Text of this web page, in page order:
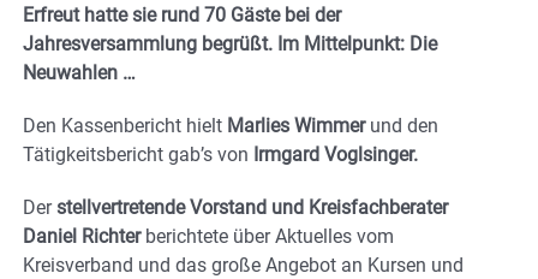
Erfreut hatte sie rund 70 Gäste bei der
Jahresversammlung begrüßt. Im Mittelpunkt: Die
Neuwahlen …
Den Kassenbericht hielt Marlies Wimmerund den
Tätigkeitsbericht gab’s von Irmgard Voglsinger.
Der stellvertretende Vorstand und Kreisfachberater
Daniel Richterberichtete über Aktuelles vom
Kreisverband und das große Angebot an Kursen und